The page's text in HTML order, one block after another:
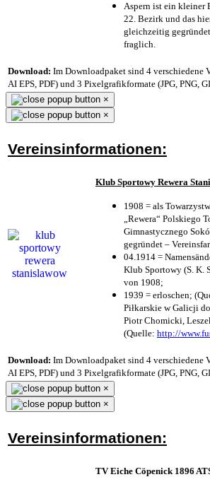
Aspern ist ein kleiner
22. Bezirk und das
gleichzeitig
fraglich.
Download: Im Downloadpaket sind 4 verschiedene
AI EPS, PDF) und 3 Pixelgrafikformate (JPG, PNG,
×
×
Vereinsinformationen:
Klub Sportowy Rewera
1908 = als
„Rewera“ Polskiego
Gimnastycznego
gegründet –
04.1914 =
Klub Sportowy (S. K.
von 1908;
1939 = erloschen;
Piłkarskie w Galicji
Piotr Chomicki,
(Quelle: http://
Download: Im Downloadpaket sind 4 verschiedene
AI EPS, PDF) und 3 Pixelgrafikformate (JPG, PNG,
×
×
Vereinsinformationen:
TV Eiche Cöpenick 1896